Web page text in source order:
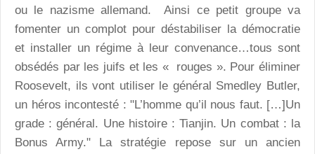
ou le nazisme allemand. Ainsi ce petit groupe va
fomenter un complot pour déstabiliser la démocratie
et installer un régime à leur convenance…tous sont
obsédés par les juifs et les « rouges ». Pour éliminer
Roosevelt, ils vont utiliser le général Smedley Butler,
un héros incontesté : "L’homme qu’il nous faut. […]Un
grade : général. Une histoire : Tianjin. Un combat : la
Bonus Army." La stratégie repose sur un ancien